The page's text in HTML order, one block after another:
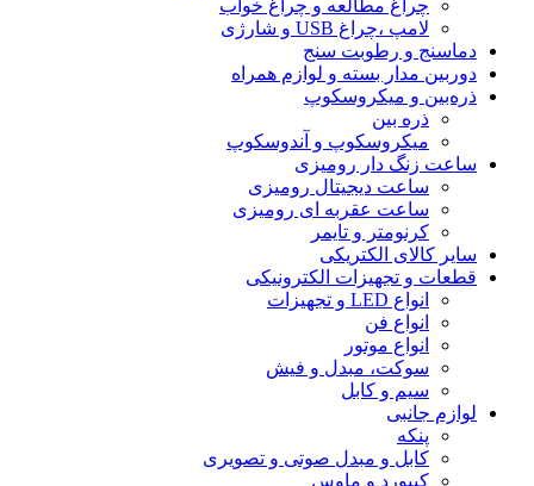
چراغ مطالعه و چراغ خواب
لامپ ،چراغ USB و شارژی
دماسنج و رطوبت سنج
دوربین مدار بسته و لوازم همراه
ذره‌بین و میکروسکوپ
ذره بین
میکروسکوپ و آندوسکوپ
ساعت زنگ دار رومیزی
ساعت دیجیتال رومیزی
ساعت عقربه ای رومیزی
کرنومتر و تایمر
سایر کالای الکتریکی
قطعات و تجهیزات الکترونیکی
انواع LED و تجهیزات
انواع فن
انواع موتور
سوکت، مبدل و فیش
سیم و کابل
لوازم جانبی
پنکه
کابل و مبدل صوتی و تصویری
کیبورد و ماوس